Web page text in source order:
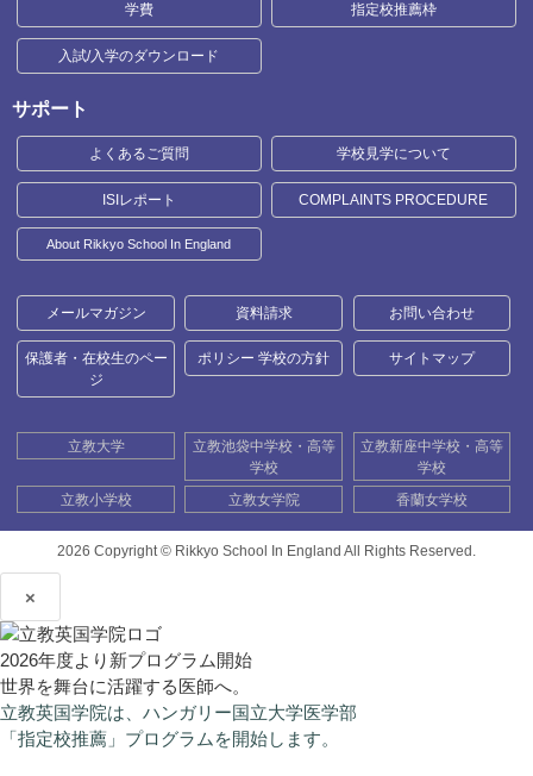
学費 指定校推薦枠
入試/入学のダウンロード
サポート
よくあるご質問 学校見学について
ISIレポート COMPLAINTS PROCEDURE
About Rikkyo School In England
メールマガジン 資料請求 お問い合わせ
保護者・在校生のペー
ジ
ポリシー 学校の方針 サイトマップ
立教大学
立教池袋中学校・高等
学校
立教新座中学校・高等
学校
立教小学校
立教女学院 香蘭女学校
2026 Copyright © Rikkyo School In England All Rights Reserved.
×
2026年度より新プログラム開始
世界を舞台に活躍する医師へ。
立教英国学院は、ハンガリー国立大学医学部
「指定校推薦」プログラムを開始します。